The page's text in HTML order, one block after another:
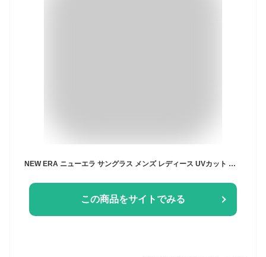
NEW ERA ニューエラ サングラス メンズ レディース UVカット 薄い色 ブランド シンプル おしゃれ かわいい ウェリントンタイプ スクエア型 ブルーライトカット27% スポーツ カジュアル メガネ 眼鏡 カラーレンズ ドライブ フェス 海 ACC-NEWERA-8
この商品をサイトでみる